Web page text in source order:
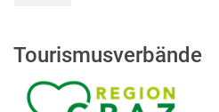
Tourismusverbände